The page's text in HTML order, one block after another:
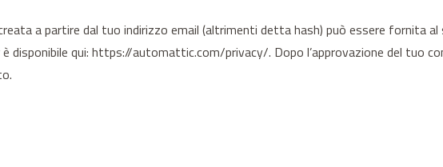
a partire dal tuo indirizzo email (altrimenti detta hash) può essere fornita
disponibile qui: https://automattic.com/privacy/. Dopo l’approvazione del tuo